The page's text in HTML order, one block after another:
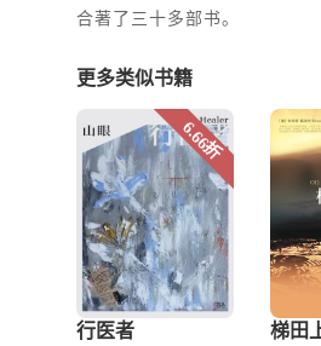
合著了三十多部书。
更多类似书籍